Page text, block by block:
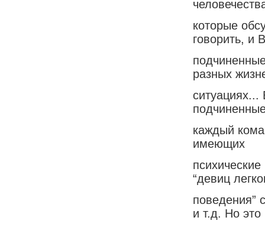
которые
говорить, и
разных
каждый
имеющих
“девиц
поведения”
и т.д. Но это